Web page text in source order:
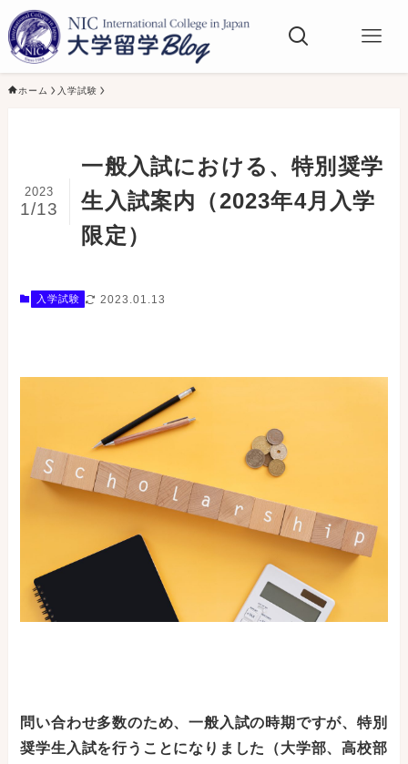
ホーム 入学試験
一般入試における、特別奨学
生入試案内（2023年4月入学
限定）
2023
1/13
入学試験 2023.01.13
問い合わせ多数のため、一般入試の時期ですが、特別
奨学生入試を行うことになりました（大学部、高校部